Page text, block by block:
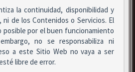
la continuidad, disponibilidad y
de los Contenidos o Servicios. El
posible por el buen funcionamiento
no se responsabiliza ni
a este Sitio Web no vaya a ser
libre de error.